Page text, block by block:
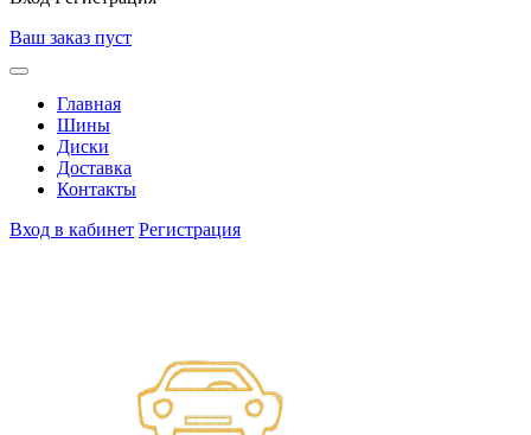
Ваш заказ пуст
Главная
Шины
Диски
Доставка
Контакты
Вход в кабинет Регистрация